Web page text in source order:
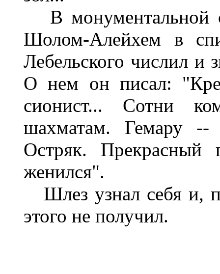
В монументальной
Шолом-Алейхем в
Лебельского числил и
О нем он писал:
сионист... Сотни
шахматам. Гемару --
Остряк.
женился".
Шлез узнал себя и,
этого не получил.